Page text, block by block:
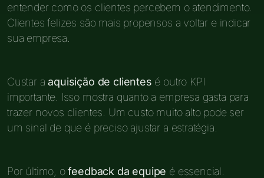
entender como os clientes percebem o atendimento.
Clientes felizes são mais propensos a voltar e indicar
sua empresa.
Custar aaquisição de clientes é outro KPI
importante. Isso mostra quanto a empresa gasta para
trazer novos clientes. Um custo muito alto pode ser
um sinal de que é preciso ajustar a estratégia.
Por último, ofeedback da equipe é essencial.